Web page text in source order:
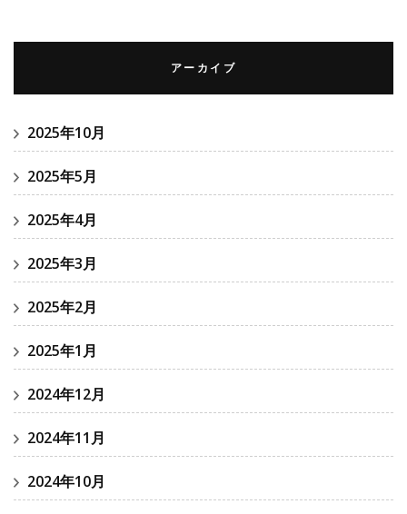
アーカイブ
2025年10月
2025年5月
2025年4月
2025年3月
2025年2月
2025年1月
2024年12月
2024年11月
2024年10月